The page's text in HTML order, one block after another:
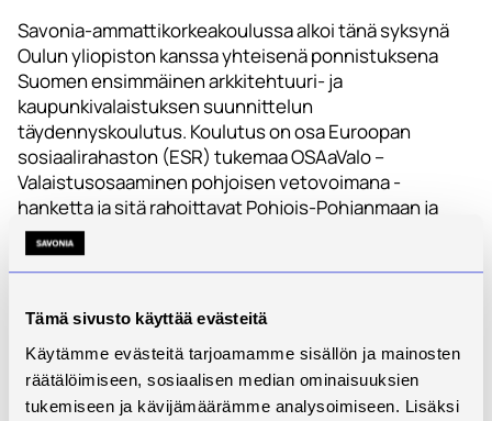
Tämä sivusto käyttää evästeitä
Käytämme evästeitä tarjoamamme sisällön ja mainosten
räätälöimiseen, sosiaalisen median ominaisuuksien
tukemiseen ja kävijämäärämme analysoimiseen. Lisäksi
Savonia-ammattikorkeakoulussa alkoi tänä syksynä
Oulun yliopiston kanssa yhteisenä ponnistuksena
Suomen ensimmäinen arkkitehtuuri- ja
kaupunkivalaistuksen suunnittelun
täydennyskoulutus. Koulutus on osa Euroopan
sosiaalirahaston (ESR) tukemaa OSAaValo –
Valaistusosaaminen pohjoisen vetovoimana -
hanketta ja sitä rahoittavat Pohjois-Pohjanmaan ja
Etelä-Savon ELY-keskukset.
opintojaksoille järjestetään täydennyshaku
sisätilojen valaistukseen ja luonnonvaloon
rakentamisessa. Lisäksi tutustutaan valon ja ihmisen
välisiin vuorovaikutussuhteisiin.
Hae koulutukseenverkossa